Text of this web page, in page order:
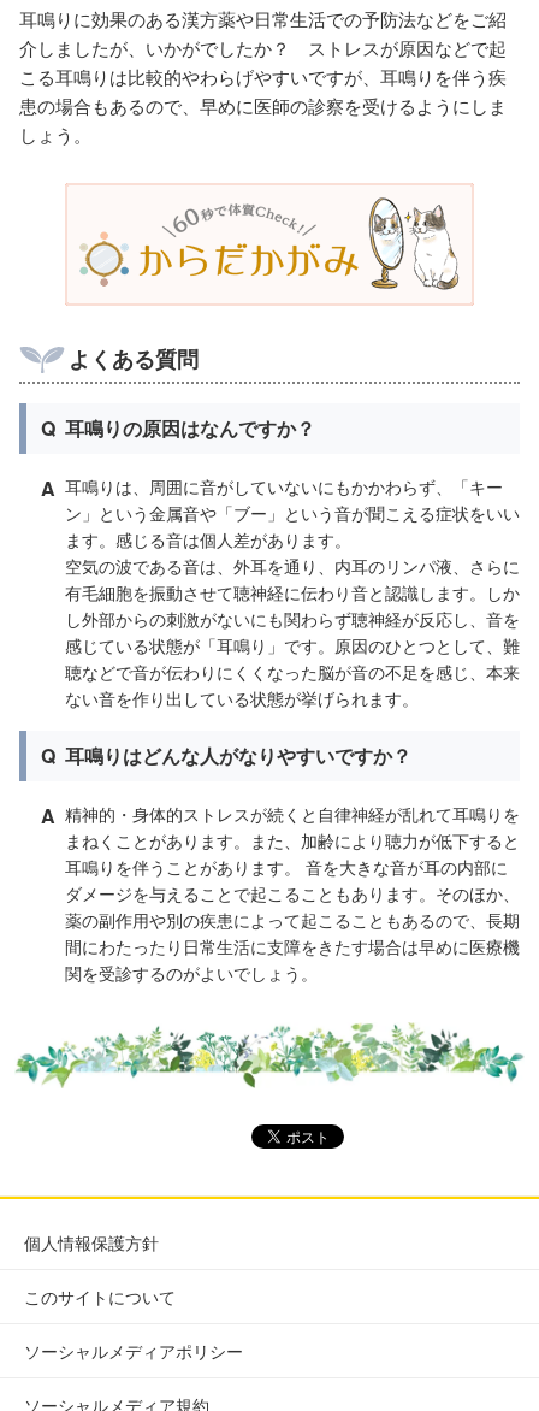
耳鳴りに効果のある漢方薬や日常生活での予防法などをご紹
介しましたが、いかがでしたか？ ストレスが原因などで起
こる耳鳴りは比較的やわらげやすいですが、耳鳴りを伴う疾
患の場合もあるので、早めに医師の診察を受けるようにしま
しょう。
よくある質問
Q 耳鳴りの原因はなんですか？
A 耳鳴りは、周囲に音がしていないにもかかわらず、「キー
ン」という金属音や「ブー」という音が聞こえる症状をいい
ます。感じる音は個人差があります。
空気の波である音は、外耳を通り、内耳のリンパ液、さらに
有毛細胞を振動させて聴神経に伝わり音と認識します。しか
し外部からの刺激がないにも関わらず聴神経が反応し、音を
感じている状態が「耳鳴り」です。原因のひとつとして、難
聴などで音が伝わりにくくなった脳が音の不足を感じ、本来
ない音を作り出している状態が挙げられます。
Q 耳鳴りはどんな人がなりやすいですか？
A 精神的・身体的ストレスが続くと自律神経が乱れて耳鳴りを
まねくことがあります。また、加齢により聴力が低下すると
耳鳴りを伴うことがあります。 音を大きな音が耳の内部に
ダメージを与えることで起こることもあります。そのほか、
薬の副作用や別の疾患によって起こることもあるので、長期
間にわたったり日常生活に支障をきたす場合は早めに医療機
関を受診するのがよいでしょう。
個人情報保護方針
このサイトについて
ソーシャルメディアポリシー
ソーシャルメディア規約